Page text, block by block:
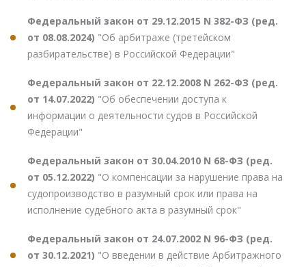
Федеральный закон от 29.12.2015 N 382-ФЗ (ред.
от 08.08.2024) "Об арбитраже (третейском
разбирательстве) в Российской Федерации"
Федеральный закон от 22.12.2008 N 262-ФЗ (ред.
от 14.07.2022) "Об обеспечении доступа к
информации о деятельности судов в Российской
Федерации"
Федеральный закон от 30.04.2010 N 68-ФЗ (ред.
от 05.12.2022) "О компенсации за нарушение права на
судопроизводство в разумный срок или права на
исполнение судебного акта в разумный срок"
Федеральный закон от 24.07.2002 N 96-ФЗ (ред.
от 30.12.2021) "О введении в действие Арбитражного